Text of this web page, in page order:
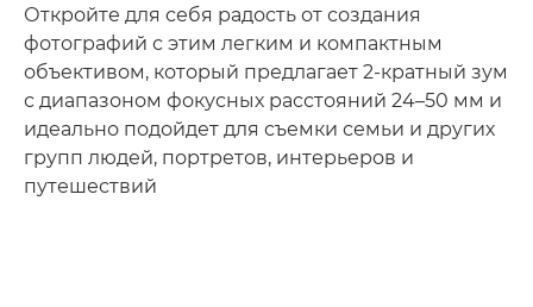
Откройте для себя радость от создания
фотографий с этим легким и компактным
объективом, который предлагает 2-кратный зум
с диапазоном фокусных расстояний 24–50 мм и
идеально подойдет для съемки семьи и других
групп людей, портретов, интерьеров и
путешествий